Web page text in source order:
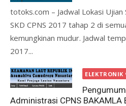
totoks.com – Jadwal Lokasi
SKD CPNS 2017 tahap 2 di
kemungkinan mudur. Jadwal
2017...
ELEKTRONIK
Administrasi CPNS BAKAMLA